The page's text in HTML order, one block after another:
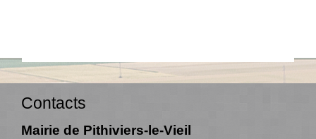
Contacts
Mairie de Pithiviers-le-Vieil